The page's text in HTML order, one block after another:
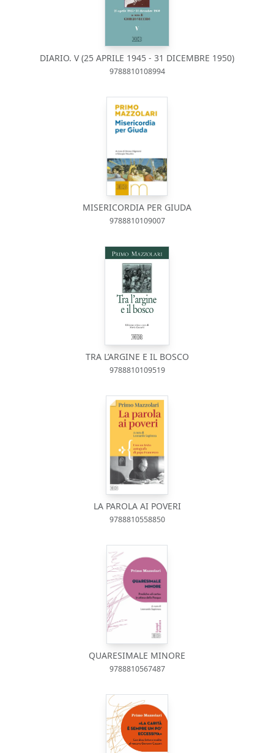
DIARIO. V (25 APRILE 1945 - 31 DICEMBRE 1950)
9788810108994
MISERICORDIA PER GIUDA
9788810109007
TRA L’ARGINE E IL BOSCO
9788810109519
LA PAROLA AI POVERI
9788810558850
QUARESIMALE MINORE
9788810567487